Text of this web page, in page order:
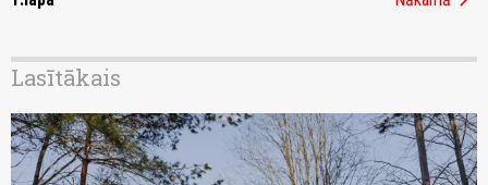
Lasītākais